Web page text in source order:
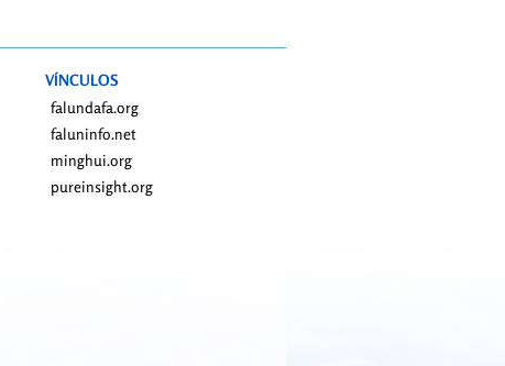
VÍNCULOS
falundafa.org
faluninfo.net
minghui.org
pureinsight.org